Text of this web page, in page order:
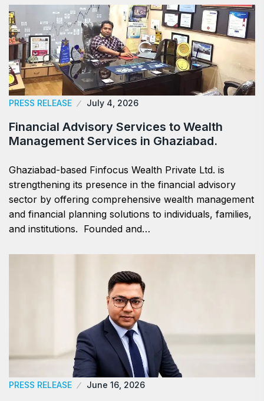
PRESS RELEASE July 4, 2026
Financial Advisory Services to Wealth
Management Services in Ghaziabad.
Ghaziabad-based Finfocus Wealth Private Ltd. is
strengthening its presence in the financial advisory
sector by offering comprehensive wealth management
and financial planning solutions to individuals, families,
and institutions. Founded and…
PRESS RELEASE June 16, 2026